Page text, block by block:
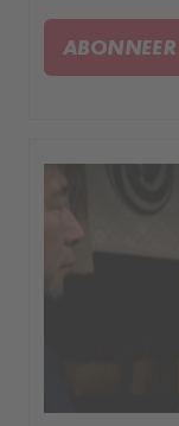
kunnen